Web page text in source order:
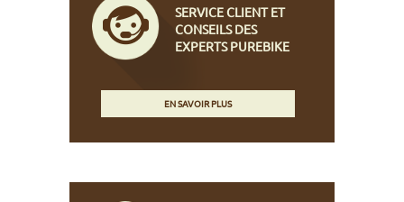
SERVICE CLIENT ET
CONSEILS DES
EXPERTS PUREBIKE
EN SAVOIR PLUS